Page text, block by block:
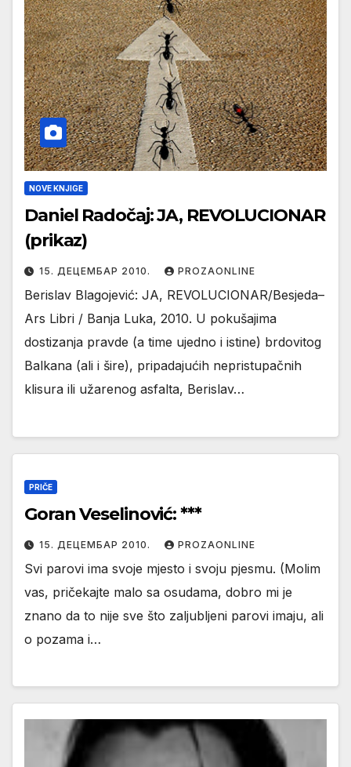
NOVE KNJIGE
Daniel Radočaj: JA, REVOLUCIONAR
(prikaz)
15. ДЕЦЕМБАР 2010. PROZAONLINE
Berislav Blagojević: JA, REVOLUCIONAR/Besjeda–
Ars Libri / Banja Luka, 2010. U pokušajima
dostizanja pravde (a time ujedno i istine) brdovitog
Balkana (ali i šire), pripadajućih nepristupačnih
klisura ili užarenog asfalta, Berislav…
PRIČE
Goran Veselinović: ***
15. ДЕЦЕМБАР 2010. PROZAONLINE
Svi parovi ima svoje mjesto i svoju pjesmu. (Molim
vas, pričekajte malo sa osudama, dobro mi je
znano da to nije sve što zaljubljeni parovi imaju, ali
o pozama i…